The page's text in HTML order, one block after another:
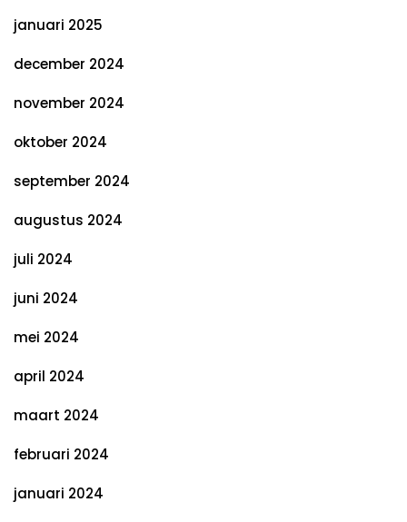
januari 2025
december 2024
november 2024
oktober 2024
september 2024
augustus 2024
juli 2024
juni 2024
mei 2024
april 2024
maart 2024
februari 2024
januari 2024